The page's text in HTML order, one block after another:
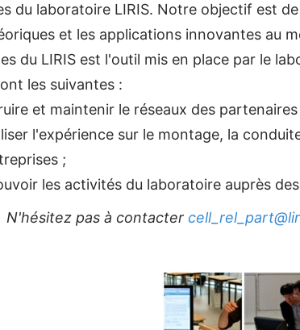
du laboratoire LIRIS. Notre objectif est
et les applications innovantes au
du LIRIS est l'outil mis en place par le
les suivantes :
et maintenir le réseaux des
l'expérience sur le montage, la
;
les activités du laboratoire auprès
N'hésitez pas à contacter